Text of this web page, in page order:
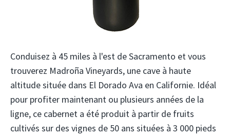
Conduisez à 45 miles à l'est de Sacramento et vous
trouverez Madroña Vineyards, une cave à haute
altitude située dans El Dorado Ava en Californie. Idéal
pour profiter maintenant ou plusieurs années de la
ligne, ce cabernet a été produit à partir de fruits
cultivés sur des vignes de 50 ans situées à 3 000 pieds